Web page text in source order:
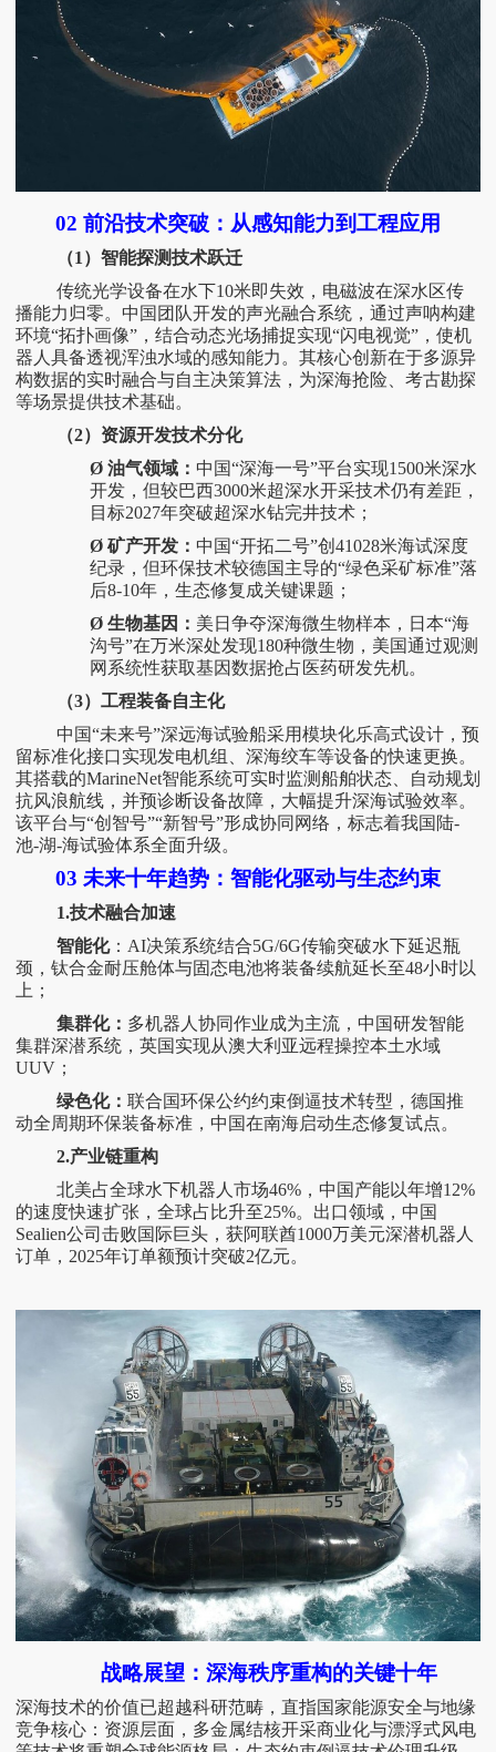
02 前沿技术突破：从感知能力到工程应用
（1）智能探测技术跃迁
传统光学设备在水下10米即失效，电磁波在深水区传
播能力归零。中国团队开发的声光融合系统，通过声呐构建
环境“拓扑画像”，结合动态光场捕捉实现“闪电视觉”，使机
器人具备透视浑浊水域的感知能力。其核心创新在于多源异
构数据的实时融合与自主决策算法，为深海抢险、考古勘探
等场景提供技术基础。
（2）资源开发技术分化
Ø 油气领域： 中国“深海一号”平台实现1500米深水
开发，但较巴西3000米超深水开采技术仍有差距，
目标2027年突破超深水钻完井技术；
Ø 矿产开发： 中国“开拓二号”创41028米海试深度
纪录，但环保技术较德国主导的“绿色采矿标准”落
后8-10年，生态修复成关键课题；
Ø 生物基因： 美日争夺深海微生物样本，日本“海
沟号”在万米深处发现180种微生物，美国通过观测
网系统性获取基因数据抢占医药研发先机。
（3）工程装备自主化
中国“未来号”深远海试验船采用模块化乐高式设计，预
留标准化接口实现发电机组、深海绞车等设备的快速更换。
其搭载的MarineNet智能系统可实时监测船舶状态、自动规划
抗风浪航线，并预诊断设备故障，大幅提升深海试验效率。
该平台与“创智号”“新智号”形成协同网络，标志着我国陆-
池-湖-海试验体系全面升级。
03 未来十年趋势：智能化驱动与生态约束
1.技术融合加速
智能化： AI决策系统结合5G/6G传输突破水下延迟瓶
颈，钛合金耐压舱体与固态电池将装备续航延长至48小时以
上；
集群化： 多机器人协同作业成为主流，中国研发智能
集群深潜系统，英国实现从澳大利亚远程操控本土水域
UUV；
绿色化： 联合国环保公约约束倒逼技术转型，德国推
动全周期环保装备标准，中国在南海启动生态修复试点。
2.产业链重构
北美占全球水下机器人市场46%，中国产能以年增12%
的速度快速扩张，全球占比升至25%。出口领域， 中国
Sealien公司击败国际巨头，获阿联酋1000万美元深潜机器人
订单 ， 2025年订单额预计突破2亿元。
战略展望：深海秩序重构的关键十年
深海技术的价值已超越科研范畴，直指国家能源安全与地缘
竞争核心：资源层面，多金属结核开采商业化与漂浮式风电